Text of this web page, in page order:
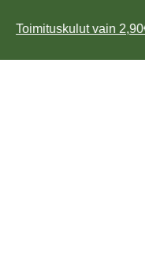
Toimituskulut vain 2,90€